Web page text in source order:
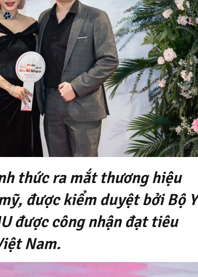
thức ra mắt thương hiệu
được kiểm duyệt bởi Bộ Y
được công nhận đạt tiêu
Nam.